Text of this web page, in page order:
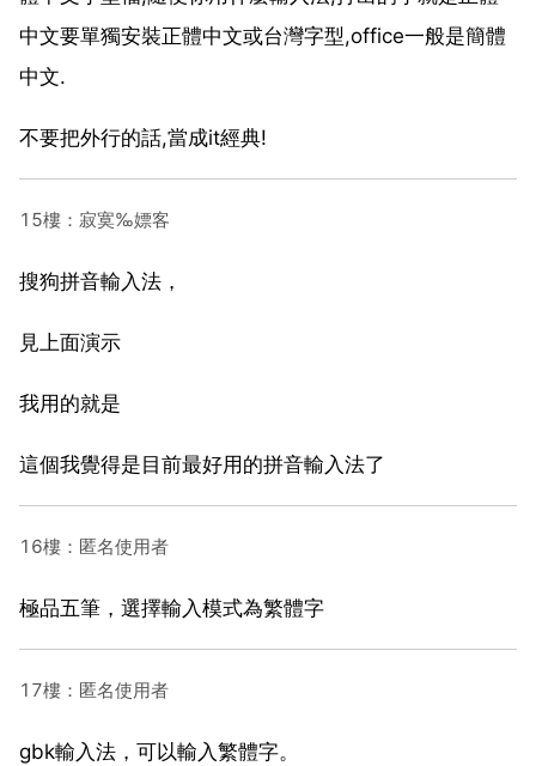
中文要單獨安裝正體中文或台灣字型,office一般是簡體
中文.
不要把外行的話,當成it經典!
15樓：寂寞‰嫖客
搜狗拼音輸入法，
見上面演示
我用的就是
這個我覺得是目前最好用的拼音輸入法了
16樓：匿名使用者
極品五筆，選擇輸入模式為繁體字
17樓：匿名使用者
gbk輸入法，可以輸入繁體字。